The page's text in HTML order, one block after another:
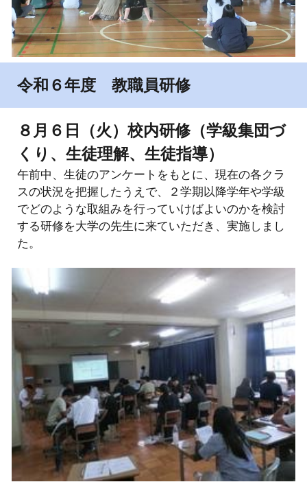
令和６年度 教職員研修
８月６日（火）校内研修（学級集団づ
くり、生徒理解、生徒指導）
午前中、生徒のアンケートをもとに、現在の各クラ
スの状況を把握したうえで、２学期以降学年や学級
でどのような取組みを行っていけばよいのかを検討
する研修を大学の先生に来ていただき、実施しまし
た。